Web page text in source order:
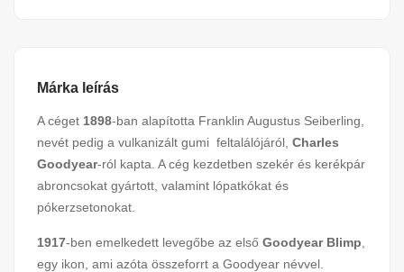
Márka leírás
A céget 1898-ban alapította Franklin Augustus Seiberling,
nevét pedig a vulkanizált gumi feltalálójáról, Charles
Goodyear-ról kapta. A cég kezdetben szekér és kerékpár
abroncsokat gyártott, valamint lópatkókat és
pókerzsetonokat.
1917-ben emelkedett levegőbe az első Goodyear Blimp
egy ikon, ami azóta összeforrt a Goodyear névvel.